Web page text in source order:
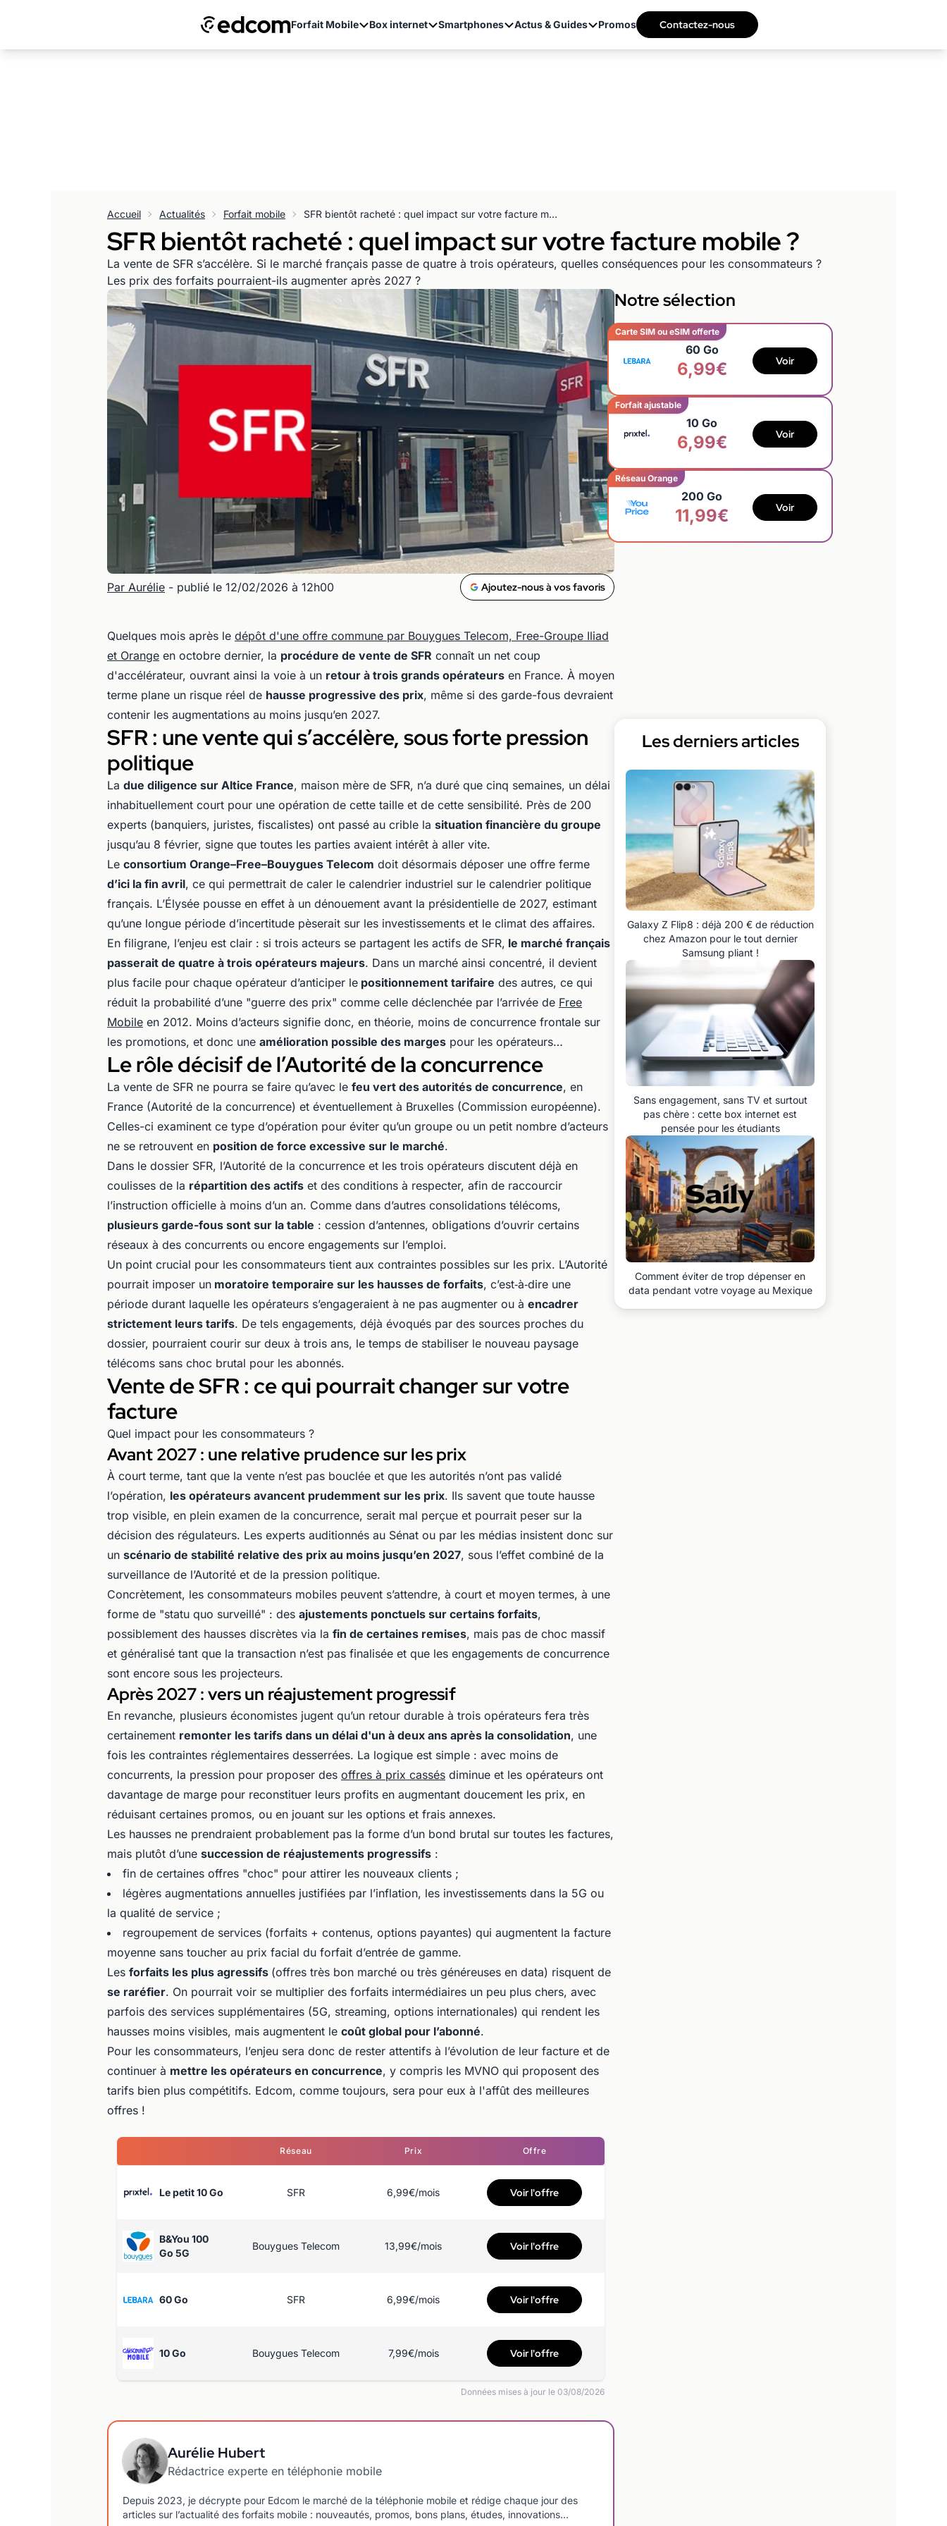
Forfait Mobile Box internet Smartphones Actus & Guides Promos Contactez-nous
Accueil Actualités Forfait mobile SFR bientôt racheté : quel impact sur votre facture mobile ?
SFR bientôt racheté : quel impact sur votre facture mobile ?
La vente de SFR s’accélère. Si le marché français passe de quatre à trois opérateurs, quelles conséquences pour les consommateurs ?
Les prix des forfaits pourraient-ils augmenter après 2027 ?
Par Aurélie - publié le 12/02/2026 à 12h00 Ajoutez-nous à vos favoris
Quelques mois après le dépôt d'une offre commune par Bouygues Telecom, Free-Groupe Iliad
et Orange en octobre dernier, la procédure de vente de SFR connaît un net coup
d'accélérateur, ouvrant ainsi la voie à un retour à trois grands opérateurs en France. À moyen
terme plane un risque réel de hausse progressive des prix, même si des garde-fous devraient
contenir les augmentations au moins jusqu’en 2027.
SFR : une vente qui s’accélère, sous forte pression
politique
La due diligence sur Altice France, maison mère de SFR, n’a duré que cinq semaines, un délai
inhabituellement court pour une opération de cette taille et de cette sensibilité. Près de 200
experts (banquiers, juristes, fiscalistes) ont passé au crible la situation financière du groupe
jusqu’au 8 février, signe que toutes les parties avaient intérêt à aller vite.
Le consortium Orange–Free–Bouygues Telecom doit désormais déposer une offre ferme
d’ici la fin avril, ce qui permettrait de caler le calendrier industriel sur le calendrier politique
français. L’Élysée pousse en effet à un dénouement avant la présidentielle de 2027, estimant
qu’une longue période d’incertitude pèserait sur les investissements et le climat des affaires.
En filigrane, l’enjeu est clair : si trois acteurs se partagent les actifs de SFR, le marché français
passerait de quatre à trois opérateurs majeurs. Dans un marché ainsi concentré, il devient
plus facile pour chaque opérateur d’anticiper le positionnement tarifaire des autres, ce qui
réduit la probabilité d’une "guerre des prix" comme celle déclenchée par l’arrivée de Free
Mobile en 2012. Moins d’acteurs signifie donc, en théorie, moins de concurrence frontale sur
les promotions, et donc une amélioration possible des marges pour les opérateurs…
Le rôle décisif de l’Autorité de la concurrence
La vente de SFR ne pourra se faire qu’avec le feu vert des autorités de concurrence, en
France (Autorité de la concurrence) et éventuellement à Bruxelles (Commission européenne).
Celles-ci examinent ce type d’opération pour éviter qu’un groupe ou un petit nombre d’acteurs
ne se retrouvent en position de force excessive sur le marché.
Dans le dossier SFR, l’Autorité de la concurrence et les trois opérateurs discutent déjà en
coulisses de la répartition des actifs et des conditions à respecter, afin de raccourcir
l’instruction officielle à moins d’un an. Comme dans d’autres consolidations télécoms,
plusieurs garde-fous sont sur la table : cession d’antennes, obligations d’ouvrir certains
réseaux à des concurrents ou encore engagements sur l’emploi.
Un point crucial pour les consommateurs tient aux contraintes possibles sur les prix. L’Autorité
pourrait imposer un moratoire temporaire sur les hausses de forfaits, c’est‑à‑dire une
période durant laquelle les opérateurs s’engageraient à ne pas augmenter ou à encadrer
strictement leurs tarifs. De tels engagements, déjà évoqués par des sources proches du
dossier, pourraient courir sur deux à trois ans, le temps de stabiliser le nouveau paysage
télécoms sans choc brutal pour les abonnés.
Vente de SFR : ce qui pourrait changer sur votre
facture
Quel impact pour les consommateurs ?
Avant 2027 : une relative prudence sur les prix
À court terme, tant que la vente n’est pas bouclée et que les autorités n’ont pas validé
l’opération, les opérateurs avancent prudemment sur les prix. Ils savent que toute hausse
trop visible, en plein examen de la concurrence, serait mal perçue et pourrait peser sur la
décision des régulateurs. Les experts auditionnés au Sénat ou par les médias insistent donc sur
un scénario de stabilité relative des prix au moins jusqu’en 2027, sous l’effet combiné de la
surveillance de l’Autorité et de la pression politique.
Concrètement, les consommateurs mobiles peuvent s’attendre, à court et moyen termes, à une
forme de "statu quo surveillé" : des ajustements ponctuels sur certains forfaits,
possiblement des hausses discrètes via la fin de certaines remises, mais pas de choc massif
et généralisé tant que la transaction n’est pas finalisée et que les engagements de concurrence
sont encore sous les projecteurs.
Après 2027 : vers un réajustement progressif
En revanche, plusieurs économistes jugent qu’un retour durable à trois opérateurs fera très
certainement remonter les tarifs dans un délai d'un à deux ans après la consolidation, une
fois les contraintes réglementaires desserrées. La logique est simple : avec moins de
concurrents, la pression pour proposer des offres à prix cassés diminue et les opérateurs ont
davantage de marge pour reconstituer leurs profits en augmentant doucement les prix, en
réduisant certaines promos, ou en jouant sur les options et frais annexes.
Les hausses ne prendraient probablement pas la forme d’un bond brutal sur toutes les factures,
mais plutôt d’une succession de réajustements progressifs :
fin de certaines offres "choc" pour attirer les nouveaux clients ;
légères augmentations annuelles justifiées par l’inflation, les investissements dans la 5G ou
la qualité de service ;
regroupement de services (forfaits + contenus, options payantes) qui augmentent la facture
moyenne sans toucher au prix facial du forfait d’entrée de gamme.
Les forfaits les plus agressifs (offres très bon marché ou très généreuses en data) risquent de
se raréfier. On pourrait voir se multiplier des forfaits intermédiaires un peu plus chers, avec
parfois des services supplémentaires (5G, streaming, options internationales) qui rendent les
hausses moins visibles, mais augmentent le coût global pour l’abonné.
Pour les consommateurs, l’enjeu sera donc de rester attentifs à l’évolution de leur facture et de
continuer à mettre les opérateurs en concurrence, y compris les MVNO qui proposent des
tarifs bien plus compétitifs. Edcom, comme toujours, sera pour eux à l'affût des meilleures
offres !
Réseau Prix Offre
Le petit 10 Go SFR 6,99€/mois Voir l'offre
B&You 100
Go 5G
Bouygues Telecom 13,99€/mois Voir l'offre
60 Go SFR 6,99€/mois Voir l'offre
10 Go Bouygues Telecom 7,99€/mois Voir l'offre
Données mises à jour le 03/08/2026
Aurélie Hubert
Rédactrice experte en téléphonie mobile
Depuis 2023, je décrypte pour Edcom le marché de la téléphonie mobile et rédige chaque jour des
articles sur l’actualité des forfaits mobile : nouveautés, promos, bons plans, études, innovations…
Notre sélection
Carte SIM ou eSIM offerte
60 Go
6,99€ Voir
Forfait ajustable
10 Go
6,99€ Voir
Réseau Orange
200 Go
11,99€ Voir
Les derniers articles
Galaxy Z Flip8 : déjà 200 € de réduction
chez Amazon pour le tout dernier
Samsung pliant !
Sans engagement, sans TV et surtout
pas chère : cette box internet est
pensée pour les étudiants
Comment éviter de trop dépenser en
data pendant votre voyage au Mexique